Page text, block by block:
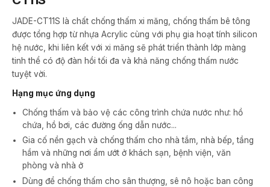
JADE-CT11S là chất chống thấm xi măng, chống thấm bê tông
được tổng hợp từ nhựa Acrylic cùng với phụ gia hoạt tính silicon
hệ nước, khi liên kết với xi măng sẽ phát triển thành lớp màng
tinh thể có độ đàn hồi tối đa và khả năng chống thấm nước
tuyệt vời.
Hạng mục ứng dụng
Chống thấm và bảo vệ các công trình chứa nước như: hồ
chứa, hồ bơi, các đường ống dẫn nước...
Gia cố nền gạch và chống thấm cho nhà tắm, nhà bếp, tầng
hầm và những nơi ẩm ướt ở khách sạn, bệnh viện, văn
phòng và nhà ở
Dùng để chống thấm cho sân thượng, sê nô hoặc ban công